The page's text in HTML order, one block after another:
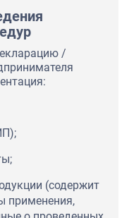
/
(содержит
применения,